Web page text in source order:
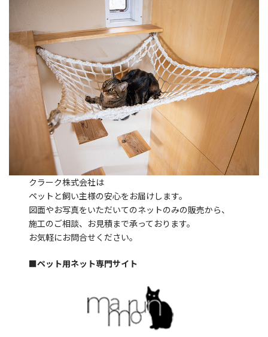
クラーク株式会社は
ペットと飼い主様の安心をお届けします。
図面やお写真をいただいてのネットのみの販売から、
施工のご相談、お見積まで承っております。
お気軽にお問合せください。
■ペット用ネット専門サイト